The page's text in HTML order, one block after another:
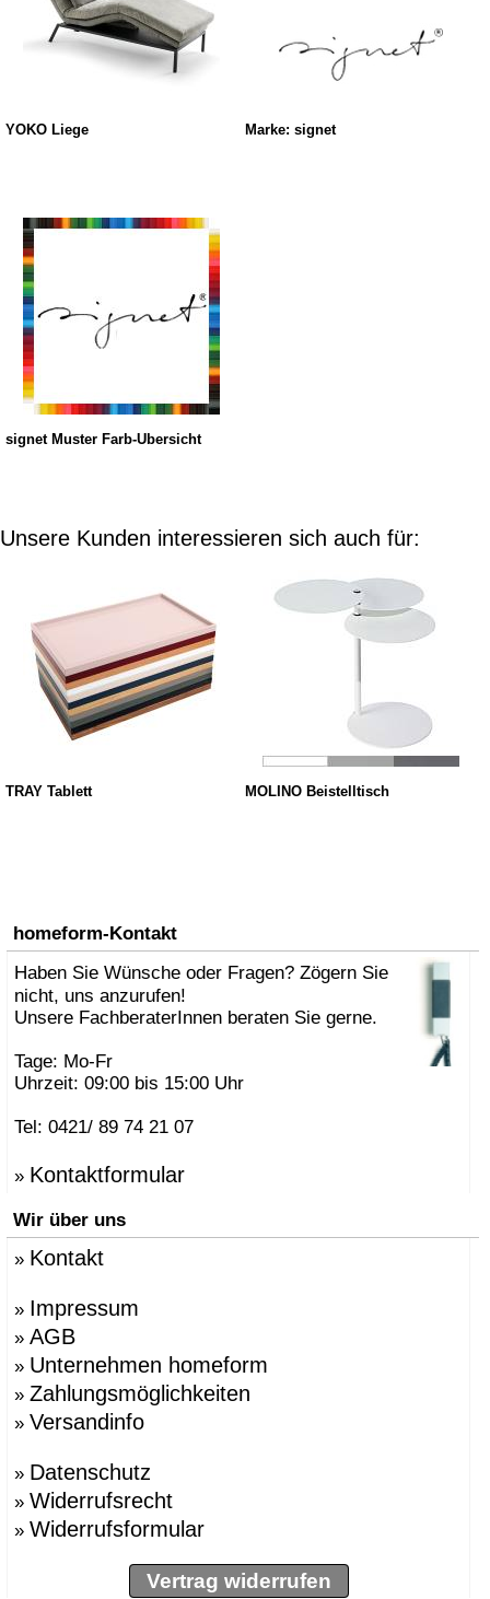
YOKO Liege Marke: signet
signet Muster Farb-Übersicht
Unsere Kunden interessieren sich auch für:
TRAY Tablett MOLINO Beistelltisch
homeform-Kontakt
Haben Sie Wünsche oder Fragen? Zögern Sie
nicht, uns anzurufen!
Unsere FachberaterInnen beraten Sie gerne.
Tage: Mo-Fr
Uhrzeit: 09:00 bis 15:00 Uhr
Tel: 0421/ 89 74 21 07
» Kontaktformular
Wir über uns
» Kontakt
» Impressum
» AGB
» Unternehmen homeform
» Zahlungsmöglichkeiten
» Versandinfo
» Datenschutz
» Widerrufsrecht
» Widerrufsformular
Vertrag widerrufen